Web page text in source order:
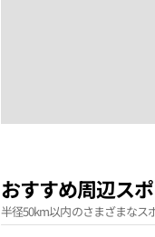
おすすめ周辺ス
半径50km以内のさまざまなス